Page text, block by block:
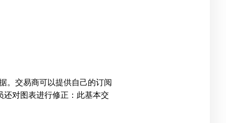
。交易商可以提供自己的订阅
还对图表进行修正：此基本交